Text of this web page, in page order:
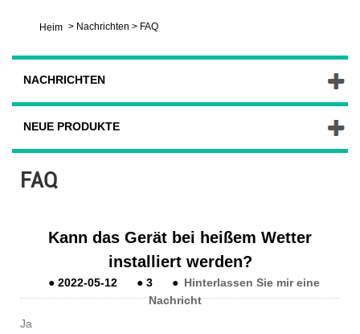
Heim > Nachrichten > FAQ
NACHRICHTEN
NEUE PRODUKTE
FAQ
Kann das Gerät bei heißem Wetter
installiert werden?
● 2022-05-12 ● 3 ● Hinterlassen Sie mir eine
Nachricht
Ja